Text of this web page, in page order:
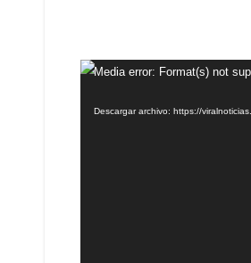
Reproductor
vídeo
Media error: Format(s) not
Descargar archivo: https://